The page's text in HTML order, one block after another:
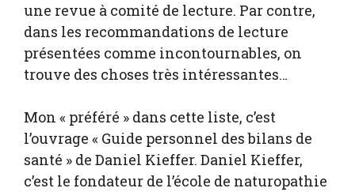
une revue à comité de lecture. Par contre,
dans les recommandations de lecture
présentées comme incontournables, on
trouve des choses très intéressantes…
Mon « préféré » dans cette liste, c’est
l’ouvrage « Guide personnel des bilans de
santé » de Daniel Kieffer. Daniel Kieffer,
c’est le fondateur de l’école de naturopathie